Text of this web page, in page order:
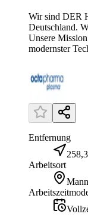
Wir sind DER
Deutschland.
Unsere
modernster
Entfernung
Arbeitsort